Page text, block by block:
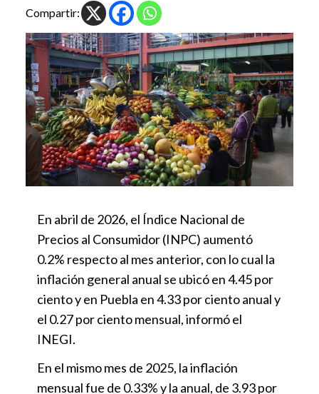
Compartir:
En abril de 2026, el Índice Nacional de
Precios al Consumidor (INPC) aumentó
0.2% respecto al mes anterior, con lo cual la
inflación general anual se ubicó en 4.45 por
ciento y en Puebla en 4.33 por ciento anual y
el 0.27 por ciento mensual, informó el
INEGI.
En el mismo mes de 2025, la inflación
mensual fue de 0.33% y la anual, de 3.93 por